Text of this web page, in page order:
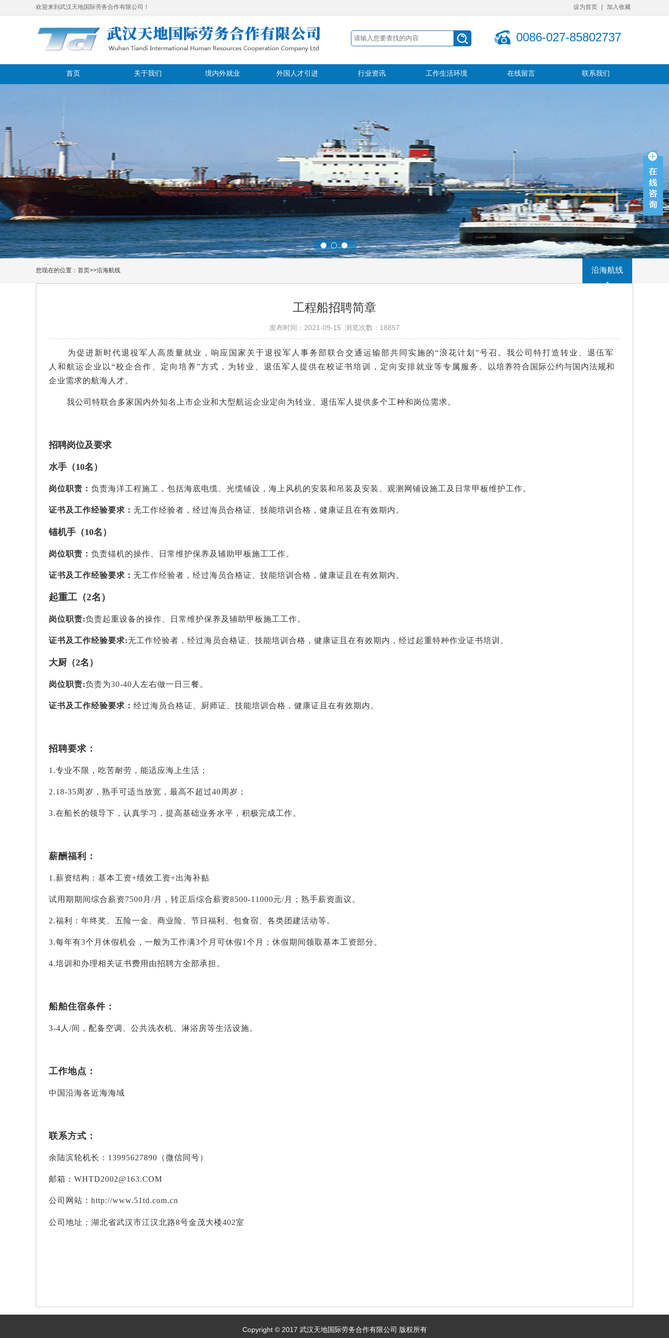
欢迎来到武汉天地国际劳务合作有限公司！ 设为首页 加入收藏
0086-027-85802737
首页 关于我们 境内外就业 外国人才引进 行业资讯 工作生活环境 在线留言 联系我们
您现在的位置： 首页>>沿海航线 沿海航线
工程船招聘简章
发布时间：2021-09-15 浏览次数：18857
为促进新时代退役军人高质量就业，响应国家关于退役军人事务部联合交通运输部共同实施的“浪花计划”号召。我公司特打造转业、退伍军
人和航运企业以 “校企合作、定向培养”方式 ，为转业、退伍军人提供在校证书培训，定向安排就业等专属服务。
以培养符合国际公约与国内法规和
企业需求的航海人才。
我公司特联合多家国内外知名上市企业和大型航运企业定向为转业、退伍军人提供多个工种和岗位需求。
招聘岗位及要求
水手（10名）
岗位职责： 负责海洋工程施工，包括海底电缆、光缆铺设，海上风机的安装和吊装及安装、观测网铺设施工及日常甲板维护工作。
证书及工作经验要求： 无工作经验者，经过海员合格证、技能培训合格，健康证且在有效期内。
锚机手（10名）
岗位职责： 负责锚机的操作、日常维护保养及辅助甲板施工工作。
证书及工作经验要求： 无工作经验者，经过海员合格证、技能培训合格，健康证且在有效期内。
起重工（2名）
岗位职责:负责起重设备的操作、日常维护保养及辅助甲板施工工作。
证书及工作经验要求:无工作经验者，经过海员合格证、技能培训合格，健康证且在有效期内，经过起重特种作业证书培训。
大厨（2名）
岗位职责:负责为30-40人左右做一日三餐。
证书及工作经验要求： 经过海员合格证、厨师证、技能培训合格，健康证且在有效期内。
招聘要求：
1.专业不限，吃苦耐劳，能适应海上生活；
2.18-35周岁，熟手可适当放宽，最高不超过40周岁；
3.在船长的领导下，认真学习，提高基础业务水平，积极完成工作。
薪酬福利：
1.薪资结构：基本工资+绩效工资+出海补贴
试用期期间综合薪资7500月/月，转正后综合薪资8500-11000元/月；熟手薪资面议。
2.福利：年终奖、五险一金、商业险、节日福利、包食宿、各类团建活动等。
3.每年有3个月休假机会，一般为工作满3个月可休假1个月；休假期间领取基本工资部分。
4.培训和办理相关证书费用由招聘方全部承担。
船舶住宿条件：
3-4人/间，配备空调、公共洗衣机、淋浴房等生活设施。
工作地点：
中国沿海各近海海域
联系方式：
余陆滨轮机长：13995627890（微信同号）
邮箱：WHTD2002@163.COM
公司网站：http://www.51td.com.cn
公司地址：湖北省武汉市江汉北路8号金茂大楼402室
Copyright © 2017 武汉天地国际劳务合作有限公司 版权所有